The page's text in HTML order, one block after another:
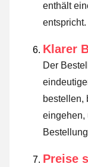
enthält
entspricht.
Klarer
Der
bestellen,
eingehen,
Preise